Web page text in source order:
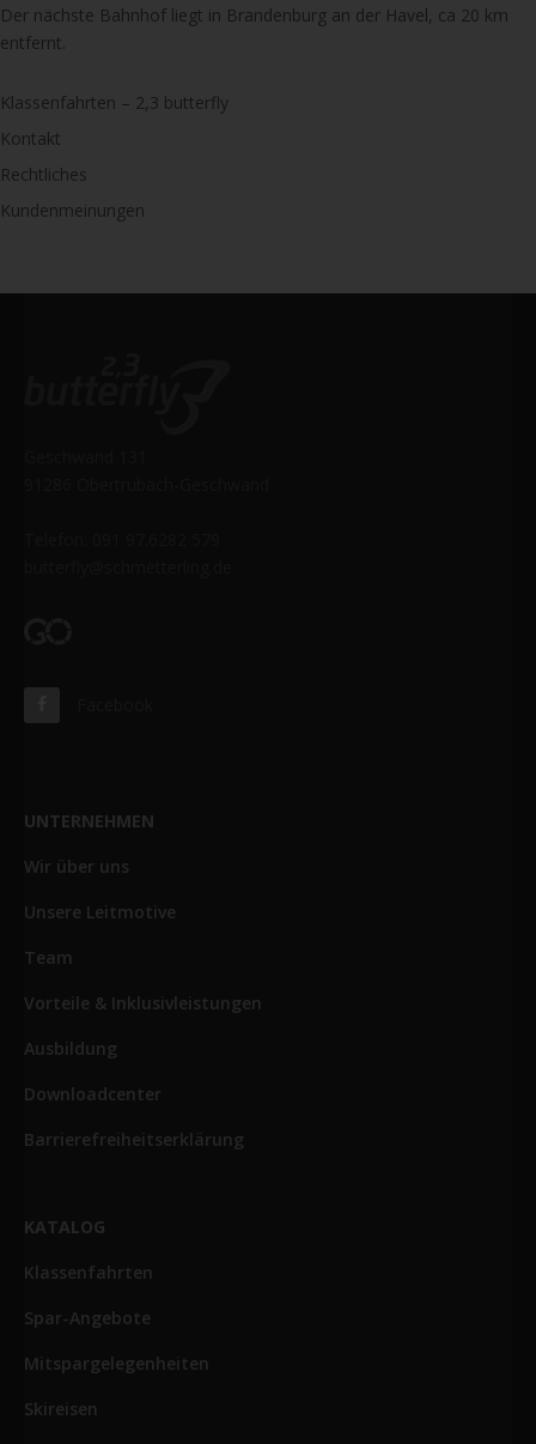
Der nächste Bahnhof liegt in Brandenburg an der Havel, ca 20 km
entfernt.
Klassenfahrten – 2,3 butterfly
Kontakt
Rechtliches
Kundenmeinungen
UNTERNEHMEN
Wir über uns
Unsere Leitmotive
Team
Vorteile & Inklusivleistungen
Ausbildung
Downloadcenter
Barrierefreiheitserklärung
KATALOG
Klassenfahrten
Spar-Angebote
Mitspargelegenheiten
Skireisen